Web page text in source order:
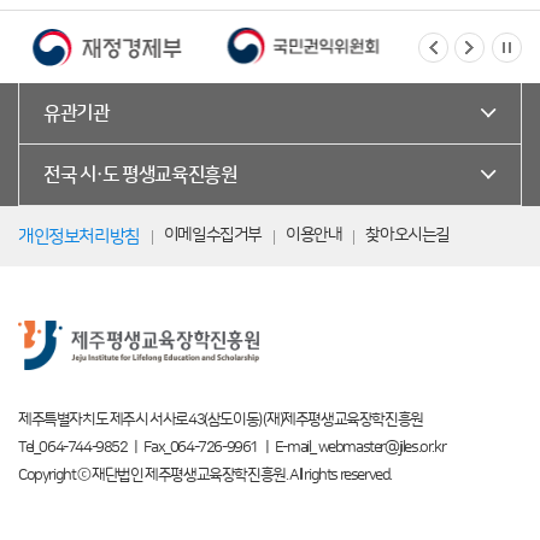
유관기관
전국 시·도 평생교육진흥원
개인정보처리방침 이메일수집거부 이용안내 찾아오시는길
제주특별자치도 제주시 서사로43(삼도이동) (재)제주평생교육장학진흥원
Tel_064-744-9852 ㅣ Fax_064-726-9961 ㅣ E-mail_ webmaster@jiles.or.kr
Copyright ⓒ 재단법인 제주평생교육장학진흥원. All rights reserved.